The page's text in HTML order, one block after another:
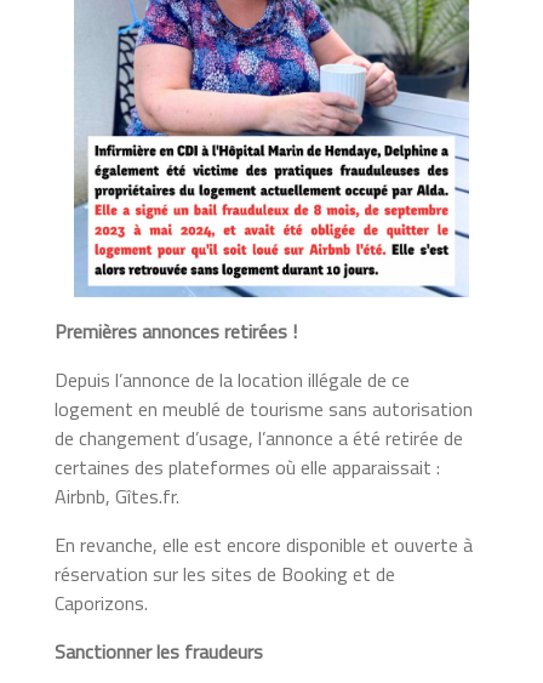
Premières annonces retirées !
Depuis l’annonce de la location illégale de ce
logement en meublé de tourisme sans autorisation
de changement d’usage, l’annonce a été retirée de
certaines des plateformes où elle apparaissait :
Airbnb, Gîtes.fr.
En revanche, elle est encore disponible et ouverte à
réservation sur les sites de Booking et de
Caporizons.
Sanctionner les fraudeurs